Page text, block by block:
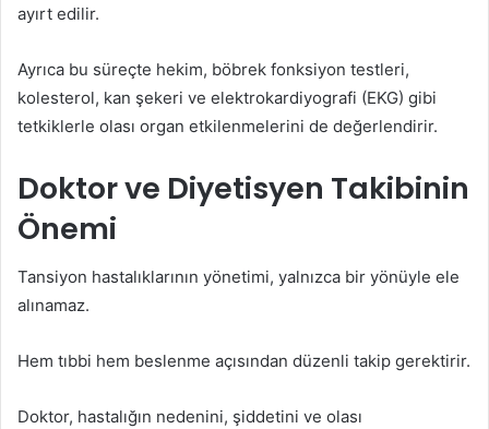
ayırt edilir.
Ayrıca bu süreçte hekim, böbrek fonksiyon testleri,
kolesterol, kan şekeri ve elektrokardiyografi (EKG) gibi
tetkiklerle olası organ etkilenmelerini de değerlendirir.
Doktor ve Diyetisyen Takibinin
Önemi
Tansiyon hastalıklarının yönetimi, yalnızca bir yönüyle ele
alınamaz.
Hem tıbbi hem beslenme açısından düzenli takip gerektirir.
Doktor, hastalığın nedenini, şiddetini ve olası